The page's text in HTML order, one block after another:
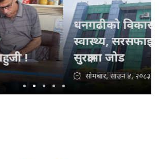
विकास मोडेल: अभियानमार्फत
सरसफाइ, पर्यटन र सामाजिक
जोड
साउन ४, २०८३